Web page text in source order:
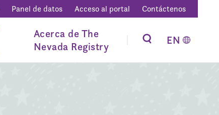
Panel de datos Acceso al portal Contáctenos
Acerca de The
Nevada Registry
EN